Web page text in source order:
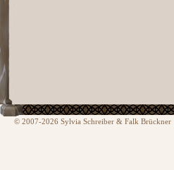
© 2007-2026 Sylvia Schreiber & Falk Brückner